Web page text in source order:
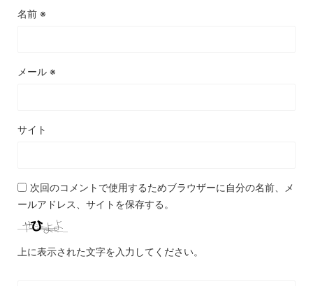
名前 ※
メール ※
サイト
次回のコメントで使用するためブラウザーに自分の名前、メ
ールアドレス、サイトを保存する。
上に表示された文字を入力してください。